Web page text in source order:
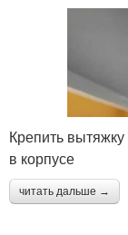
Крепить
в корпусе
читать дальше →